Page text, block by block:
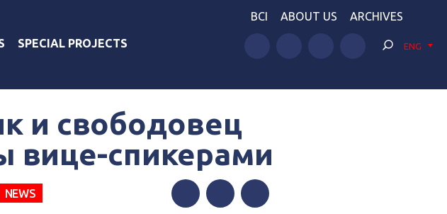
SPECIAL PROJECTS
BCI ABOUT US ARCHIVES
ENG
и свободовец
вице-спикерами
NEWS